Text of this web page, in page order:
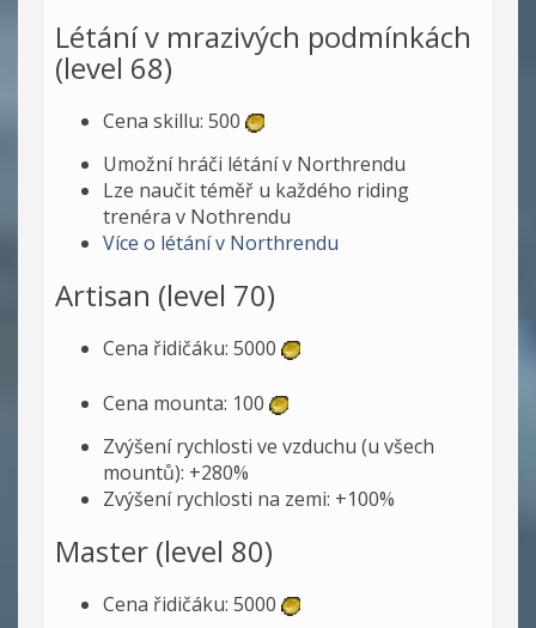
Létání v mrazivých podmínkách
(level 68)
Cena skillu: 500
Umožní hráči létání v Northrendu
Lze naučit téměř u každého riding
trenéra v Nothrendu
Více o létání v Northrendu
Artisan (level 70)
Cena řidičáku: 5000
Cena mounta: 100
Zvýšení rychlosti ve vzduchu (u všech
mountů): +280%
Zvýšení rychlosti na zemi: +100%
Master (level 80)
Cena řidičáku: 5000